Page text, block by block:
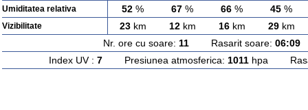
Umiditatea relativa 52 % 67 % 66 % 45 %
Vizibilitate 23km 12km 16km 29km
Nr. ore cu soare: 11 Rasarit soare: 06:09
Index UV : 7Presiunea atmosferica: 1011hpa